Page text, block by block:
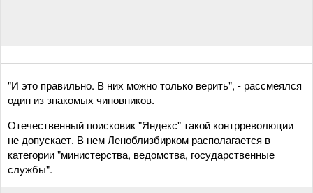
"И это правильно. В них можно только верить", - рассмеялся
один из знакомых чиновников.
Отечественный поисковик "Яндекс" такой контрреволюции
не допускает. В нем Леноблизбирком располагается в
категории "министерства, ведомства, государственные
службы".